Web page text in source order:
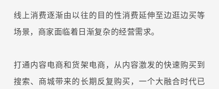
线上消费逐渐由以往的目的性消费延伸至边逛边买等
场景，商家面临着日渐复杂的经营需求。
打通内容电商和货架电商，从内容激发的快速购买到
搜索、商城带来的长期反复购买，一个大融合时代已